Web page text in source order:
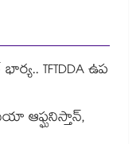
TFTDDA ఉప
ఆఫ్ఘనిస్తాన్,